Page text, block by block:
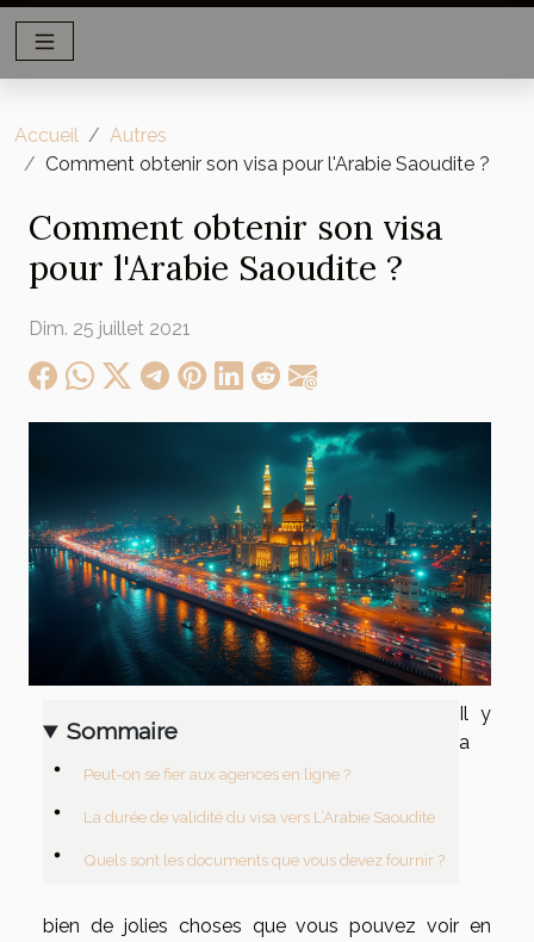
Accueil
Autres
Comment obtenir son visa pour l'Arabie Saoudite ?
Comment obtenir son visa
pour l'Arabie Saoudite ?
Dim. 25 juillet 2021
Sommaire
Peut-on se fier aux agences en ligne ?
La durée de validité du visa vers L’Arabie Saoudite
Quels sont les documents que vous devez fournir ?
Il y
a
bien de jolies choses que vous pouvez voir en